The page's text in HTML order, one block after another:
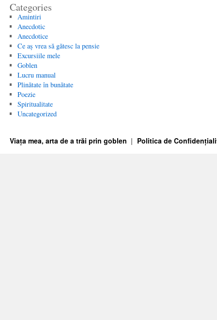
Categories
Amintiri
Anecdotic
Anecdotice
Ce aș vrea să gătesc la pensie
Excursiile mele
Goblen
Lucru manual
Plinătate în bunătate
Poezie
Spiritualitate
Uncategorized
Viața mea, arta de a trăi prin goblen Politica de